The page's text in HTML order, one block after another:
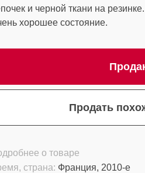
и черной ткани на резинке.
хорошее состояние.
Продать
о товаре
страна: Франция, 2010-е